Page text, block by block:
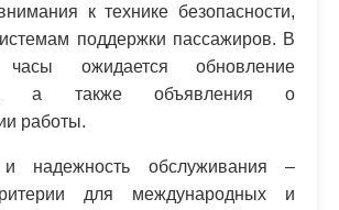
к технике безопасности,
поддержки пассажиров. В
часы ожидается обновление
а также объявления о
работы.
надежность обслуживания –
для международных и